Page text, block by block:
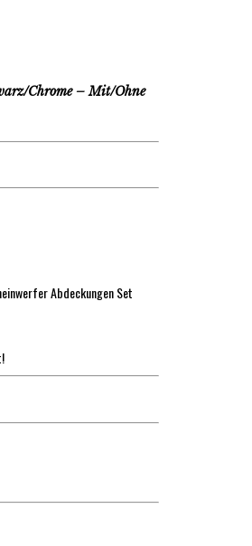
Chrome – Mit/Ohne
Abdeckungen Set